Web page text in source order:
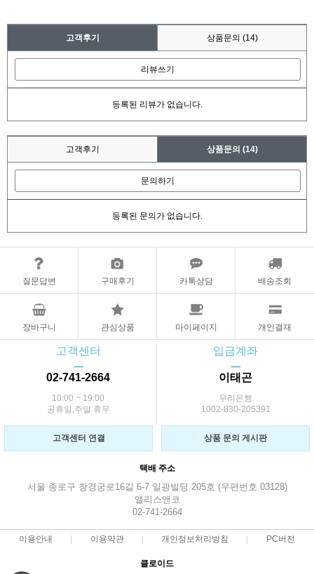
고객후기 상품문의 (14)
리뷰쓰기
등록된 리뷰가 없습니다.
고객후기 상품문의 (14)
문의하기
등록된 문의가 없습니다.
질문답변 구매후기 카톡상담 배송조회
장바구니 관심상품 마이페이지 개인결재
고객센터
ㅡ
02-741-2664
10:00 ~ 19:00
공휴일,주말 휴무
입금계좌
ㅡ
이태곤
우리은행
1002-830-205391
고객센터 연결 상품 문의 게시판
택배 주소
서울 종로구 창경궁로16길 6-7 일광빌딩 205호 (우편번호 03128)
앨리스앤코
02-741-2664
이용안내 이용약관 개인정보처리방침 PC버전
클로이드